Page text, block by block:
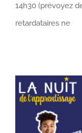
14h30 (prévoyez
retardataires ne